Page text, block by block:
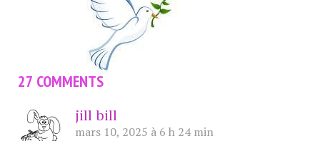
27 COMMENTS
jill bill
mars 10, 2025 à 6 h 24 min